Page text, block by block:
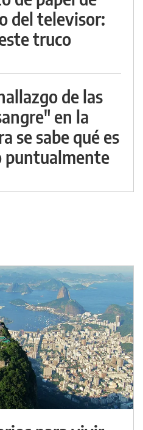
del televisor:
truco
de las
en la
se sabe qué es
puntualmente